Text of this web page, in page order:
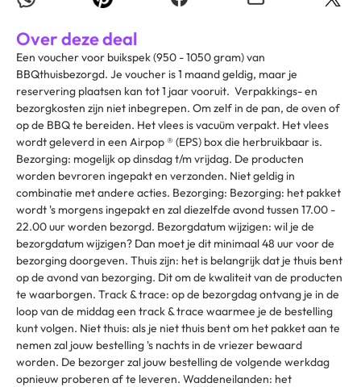
Over deze deal
Een voucher voor buikspek (950 - 1050 gram) van
BBQthuisbezorgd. Je voucher is 1 maand geldig, maar je
reservering plaatsen kan tot 1 jaar vooruit. Verpakkings- en
bezorgkosten zijn niet inbegrepen. Om zelf in de pan, de oven of
op de BBQ te bereiden. Het vlees is vacuüm verpakt. Het vlees
wordt geleverd in een Airpop ® (EPS) box die herbruikbaar is.
Bezorging: mogelijk op dinsdag t/m vrijdag. De producten
worden bevroren ingepakt en verzonden. Niet geldig in
combinatie met andere acties. Bezorging: Bezorging: het pakket
wordt 's morgens ingepakt en zal diezelfde avond tussen 17.00 -
22.00 uur worden bezorgd. Bezorgdatum wijzigen: wil je de
bezorgdatum wijzigen? Dan moet je dit minimaal 48 uur voor de
bezorging doorgeven. Thuis zijn: het is belangrijk dat je thuis bent
op de avond van bezorging. Dit om de kwaliteit van de producten
te waarborgen. Track & trace: op de bezorgdag ontvang je in de
loop van de middag een track & trace waarmee je de bestelling
kunt volgen. Niet thuis: als je niet thuis bent om het pakket aan te
nemen zal jouw bestelling 's nachts in de vriezer bewaard
worden. De bezorger zal jouw bestelling de volgende werkdag
opnieuw proberen af te leveren. Waddeneilanden: het